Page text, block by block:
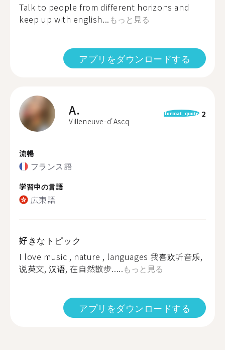
Talk to people from different horizons and
keep up with english... もっと見る
アプリをダウンロードする
A.
Villeneuve-d'Ascq
format_quote 2
流暢
フランス語
学習中の言語
広東語
好きなトピック
I love music , nature , languages 我喜欢听音乐,
说英文, 汉语, 在自然散步.....もっと見る
アプリをダウンロードする